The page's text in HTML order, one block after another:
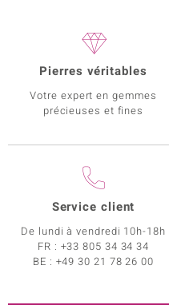
Pierres véritables
Votre expert en gemmes
précieuses et fines
Service client
De lundi à vendredi 10h-18h
FR : +33 805 34 34 34
BE : +49 30 21 78 26 00